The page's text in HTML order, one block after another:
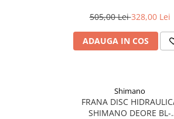
505,00 Lei328,00 Lei
ADAUGA IN COS
Shimano
FRANA DISC
SHIMANO DEORE BL-